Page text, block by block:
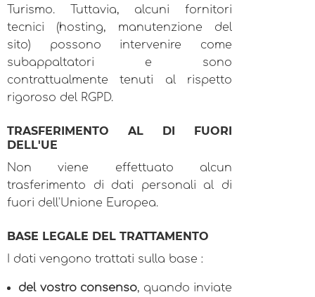
Turismo. Tuttavia, alcuni fornitori
tecnici (hosting, manutenzione del
sito) possono intervenire come
subappaltatori e sono
contrattualmente tenuti al rispetto
rigoroso del RGPD.
TRASFERIMENTO AL DI FUORI
DELL'UE
Non viene effettuato alcun
trasferimento di dati personali al di
fuori dell'Unione Europea.
BASE LEGALE DEL TRATTAMENTO
I dati vengono trattati sulla base :
del vostro consenso, quando inviate